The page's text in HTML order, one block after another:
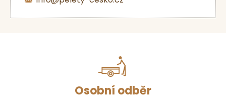
Osobní odběr